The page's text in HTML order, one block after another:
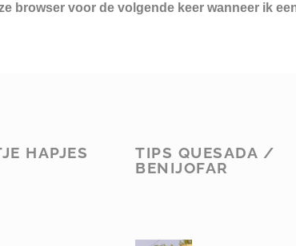
browser voor de volgende keer wanneer ik
HAPJES
TIPS QUESADA /
BENIJOFAR